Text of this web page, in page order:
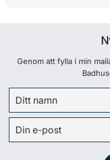
Genom att fylla i min